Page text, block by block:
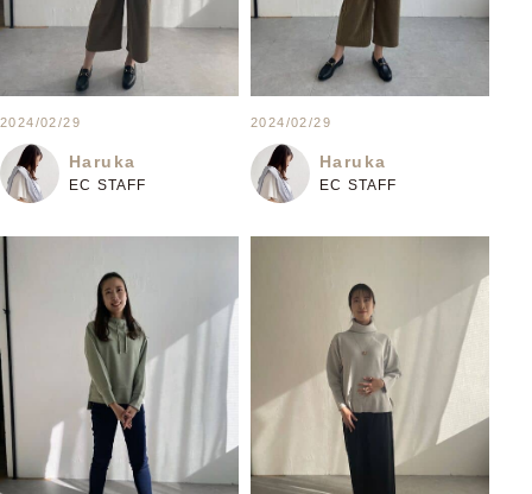
2024/02/29
Haruka
EC STAFF
2024/02/29
Haruka
EC STAFF